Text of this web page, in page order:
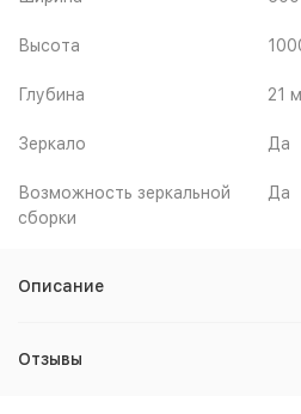
Высота
Глубина 21
Зеркало Да
Возможность зеркальной
сборки
Да
Описание
Отзывы